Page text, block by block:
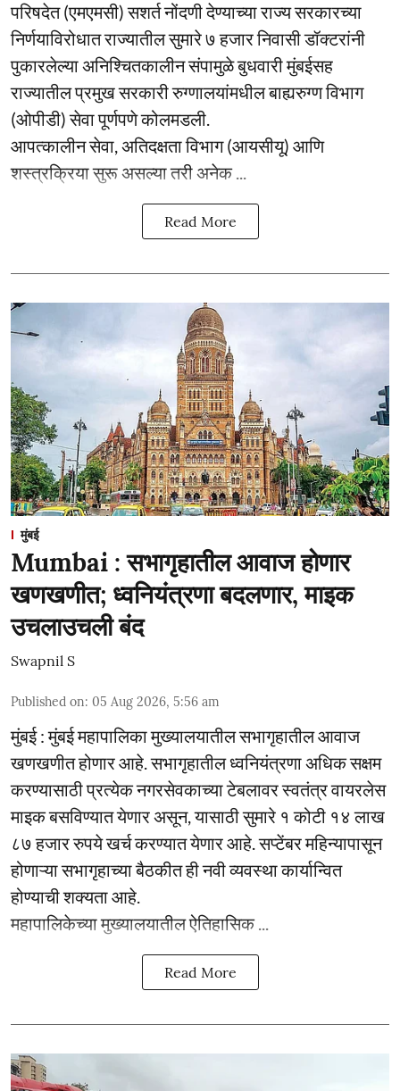
परिषदेत (एमएमसी) सशर्त नोंदणी देण्याच्या राज्य सरकारच्या
निर्णयाविरोधात राज्यातील सुमारे ७ हजार निवासी डॉक्टरांनी
पुकारलेल्या अनिश्चितकालीन संपामुळे बुधवारी मुंबईसह
राज्यातील प्रमुख सरकारी रुग्णालयांमधील बाह्यरुग्ण विभाग
(ओपीडी) सेवा पूर्णपणे कोलमडली.
आपत्कालीन सेवा, अतिदक्षता विभाग (आयसीयू) आणि
शस्त्रक्रिया सुरू असल्या तरी अनेक ...
Read More
मुंबई
Mumbai : सभागृहातील आवाज होणार
खणखणीत; ध्वनियंत्रणा बदलणार, माइक
उचलाउचली बंद
Swapnil S
Published on: 05 Aug 2026, 5:56 am
मुंबई : मुंबई महापालिका मुख्यालयातील सभागृहातील आवाज
खणखणीत होणार आहे. सभागृहातील ध्वनियंत्रणा अधिक सक्षम
करण्यासाठी प्रत्येक नगरसेवकाच्या टेबलावर स्वतंत्र वायरलेस
माइक बसविण्यात येणार असून, यासाठी सुमारे १ कोटी १४ लाख
८७ हजार रुपये खर्च करण्यात येणार आहे. सप्टेंबर महिन्यापासून
होणाऱ्या सभागृहाच्या बैठकीत ही नवी व्यवस्था कार्यान्वित
होण्याची शक्यता आहे.
महापालिकेच्या मुख्यालयातील ऐतिहासिक ...
Read More